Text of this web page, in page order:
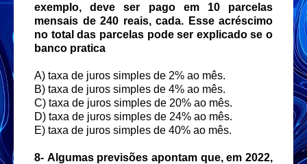
exemplo, deve ser pago em 10 parcelas
mensais de 240 reais, cada. Esse acréscimo
no total das parcelas pode ser explicado se o
banco pratica
A) taxa de juros simples de 2% ao mês.
B) taxa de juros simples de 4% ao mês.
C) taxa de juros simples de 20% ao mês.
D) taxa de juros simples de 24% ao mês.
E) taxa de juros simples de 40% ao mês.
8- Algumas previsões apontam que, em 2022,